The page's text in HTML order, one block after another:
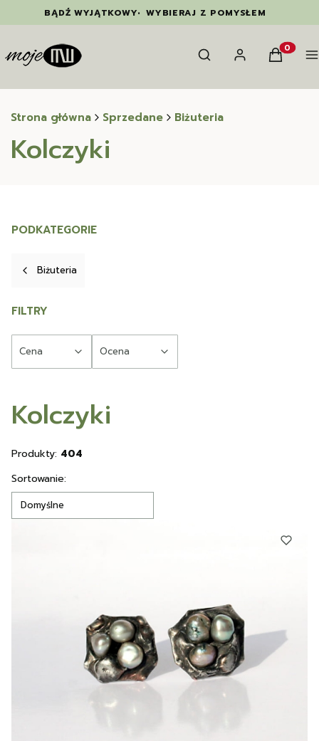
BĄDŹ WYJĄTKOWY• WYBIERAJ Z POMYSŁEM
Otwórz wyszukiwarkę
Szukaj Zaloguj sięKoszyk
Strona główna Sprzedane Biżuteria
Kolczyki
PODKATEGORIE
Biżuteria
FILTRY
Cena Ocena
Kolczyki
Produkty: 404
Lista produktów
Sortowanie:
Domyślne